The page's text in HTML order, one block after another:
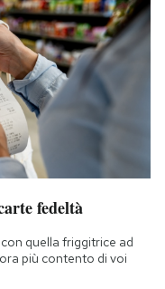
fedeltà
quella friggitrice ad
più contento di voi